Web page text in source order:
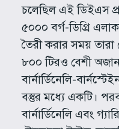
চলেছিল এই ডিইএস
৫০০০ বর্গ-ডিগ্রি
তৈরী করার সময়
৮০০ টিরও বেশী
বার্নার্ডিনেলি-
বস্তুর মধ্যে একটি।
বার্নার্ডিনেলি এবং